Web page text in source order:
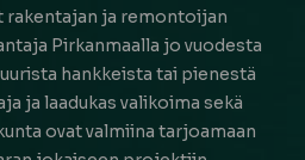
rakentajan ja remontoijan
Pirkanmaalla jo vuodesta
hankkeista tai pienestä
ja laadukas valikoima sekä
ovat valmiina tarjoamaan